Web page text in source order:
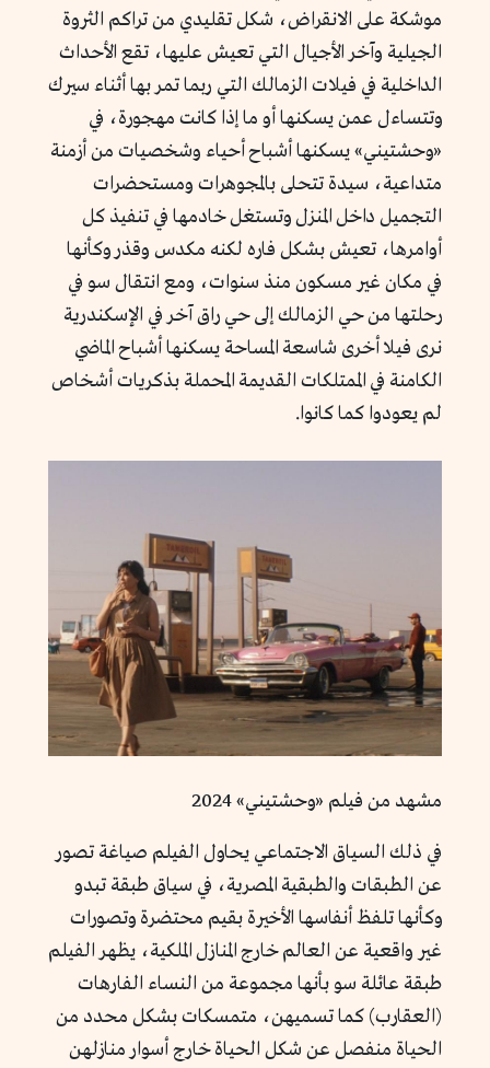
موشكة على الانقراض، شكل تقليدي من تراكم الثروة
الجيلية وآخر الأجيال التي تعيش عليها، تقع الأحداث
الداخلية في فيلات الزمالك التي ربما تمر بها أثناء سيرك
وتتساءل عمن يسكنها أو ما إذا كانت مهجورة، في
«وحشتيني» يسكنها أشباح أحياء وشخصيات من أزمنة
متداعية، سيدة تتحلى بالمجوهرات ومستحضرات
التجميل داخل المنزل وتستغل خادمها في تنفيذ كل
أوامرها، تعيش بشكل فاره لكنه مكدس وقذر وكأنها
في مكان غير مسكون منذ سنوات، ومع انتقال سو في
رحلتها من حي الزمالك إلى حي راق آخر في الإسكندرية
نرى فيلا أخرى شاسعة المساحة يسكنها أشباح الماضي
الكامنة في الممتلكات القديمة المحملة بذكريات أشخاص
لم يعودوا كما كانوا.
مشهد من فيلم «وحشتيني» 2024
في ذلك السياق الاجتماعي يحاول الفيلم صياغة تصور
عن الطبقات والطبقية المصرية، في سياق طبقة تبدو
وكأنها تلفظ أنفاسها الأخيرة بقيم محتضرة وتصورات
غير واقعية عن العالم خارج المنازل الملكية، يظهر الفيلم
طبقة عائلة سو بأنها مجموعة من النساء الفارهات
(العقارب) كما تسميهن، متمسكات بشكل محدد من
الحياة منفصل عن شكل الحياة خارج أسوار منازلهن